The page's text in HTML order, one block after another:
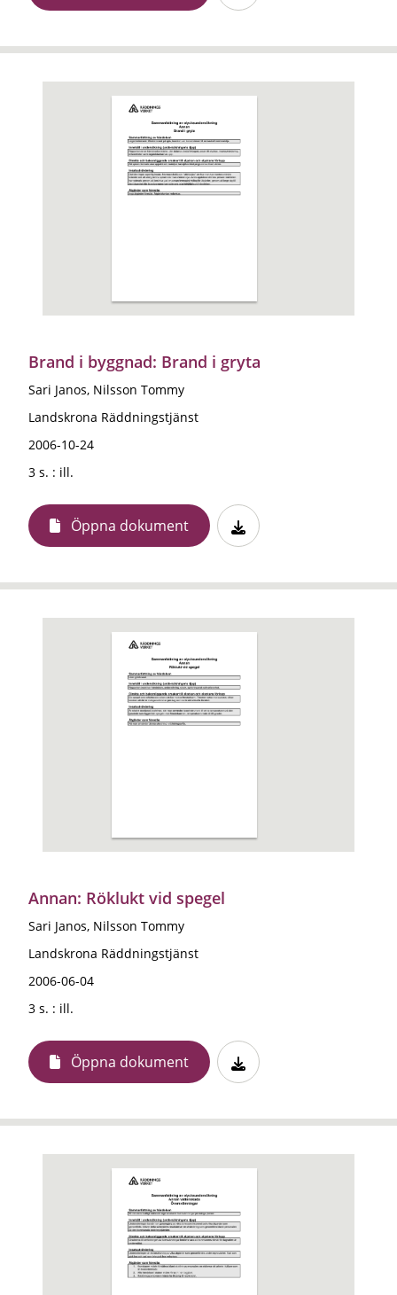
Brand i byggnad: Brand i gryta
Sari Janos, Nilsson Tommy
Landskrona Räddningstjänst
2006-10-24
3 s. : ill.
Öppna dokument
Annan: Röklukt vid spegel
Sari Janos, Nilsson Tommy
Landskrona Räddningstjänst
2006-06-04
3 s. : ill.
Öppna dokument